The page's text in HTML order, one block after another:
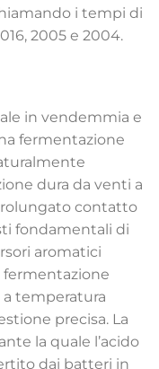
i tempi di
2005 e 2004.
in vendemmia e
fermentazione
dura da venti a
contatto
fondamentali di
aromatici
fermentazione
a temperatura
precisa. La
la quale l’acido
dai batteri in